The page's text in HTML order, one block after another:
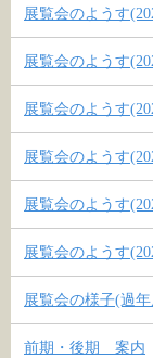
展覧会のようす
展覧会のようす
展覧会のようす
展覧会のようす
展覧会のようす
展覧会のようす
展覧会の様子(過年
前期・後期 案内